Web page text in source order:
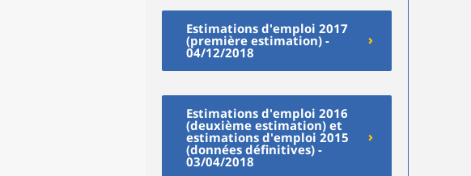
Estimations d'emploi 2017
(première estimation) -
04/12/2018
Estimations d'emploi 2016
(deuxième estimation) et
estimations d'emploi 2015
(données définitives) -
03/04/2018